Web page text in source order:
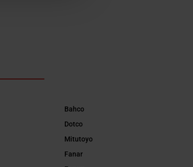
Bahco
Dotco
Mitutoyo
Fanar